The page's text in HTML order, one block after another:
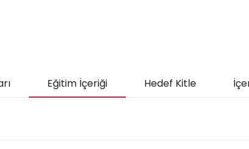
Eğitim İçeriği Hedef Kitle